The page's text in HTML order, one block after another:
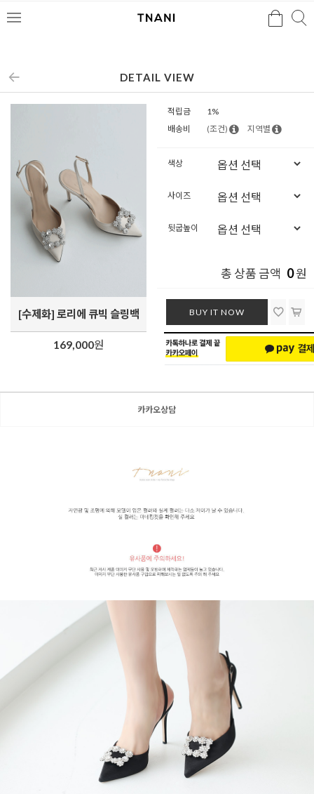
메
검색
DETAIL VIEW
[수제화] 로리에 큐빅 슬링백
169,000원
적립금
1%
배송비
(조건) 지역별
색상
사이즈
뒷굽높이
총 상품 금액 0원
BUY IT NOW
카카오상담